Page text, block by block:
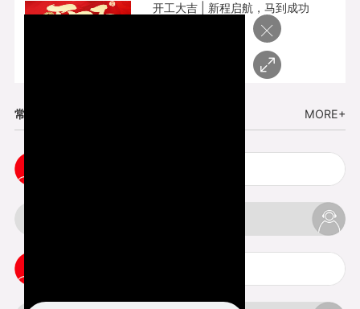
开工大吉 | 新程启航，马到成功
常见问题 MORE+
×